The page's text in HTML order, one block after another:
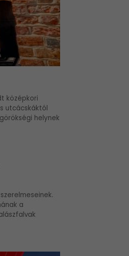
középkori
utcácskáktól
helynek
a